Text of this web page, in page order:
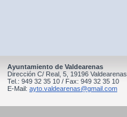
Ayuntamiento de Valdearenas
Dirección C/ Real, 5, 19196 Valdearenas
Tel.: 949 32 35 10 / Fax: 949 32 35 10
E-Mail: ayto.valdearenas@gmail.com